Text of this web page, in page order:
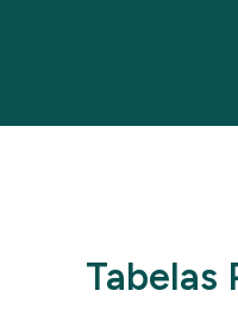
Tabelas